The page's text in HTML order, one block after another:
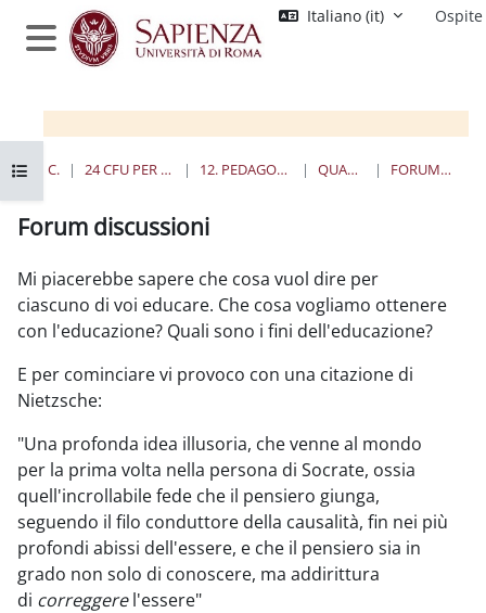
Vai al contenuto principale
Pannello laterale
Italiano ‎(it)‎ Ospite
Apri indice del corso
HOME CORSI 24 CFU PER L'INSEGNAMENTO 12. PEDAGOGIA SPERIMENTALE QUANDO E DOVE FORUM DISCUSSIONI
Forum discussioni
Mi piacerebbe sapere che cosa vuol dire per
ciascuno di voi educare. Che cosa vogliamo ottenere
con l'educazione? Quali sono i fini dell'educazione?
E per cominciare vi provoco con una citazione di
Nietzsche:
"Una profonda idea illusoria, che venne al mondo
per la prima volta nella persona di Socrate, ossia
quell'incrollabile fede che il pensiero giunga,
seguendo il filo conduttore della causalità, fin nei più
profondi abissi dell'essere, e che il pensiero sia in
grado non solo di conoscere, ma addirittura
di correggerel'essere"